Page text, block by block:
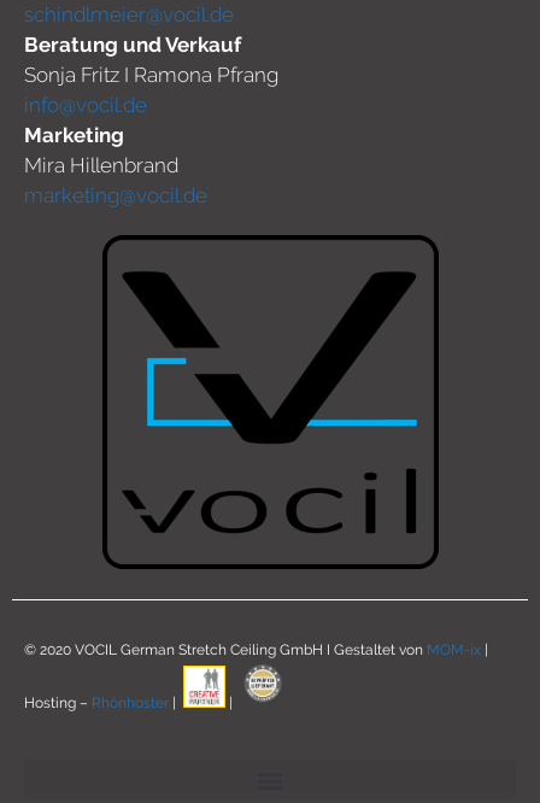
schindlmeier@vocil.de
Beratung und Verkauf
Sonja Fritz I Ramona Pfrang
info@vocil.de
Marketing
Mira Hillenbrand
marketing@vocil.de
© 2020 VOCIL German Stretch Ceiling GmbH I Gestaltet von MOM-ix
Hosting – Rhönhoster